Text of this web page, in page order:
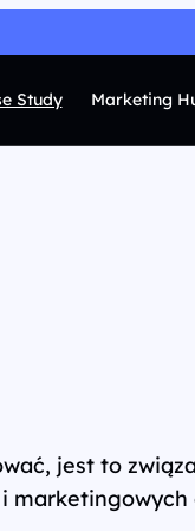
Study Marketing
jest to